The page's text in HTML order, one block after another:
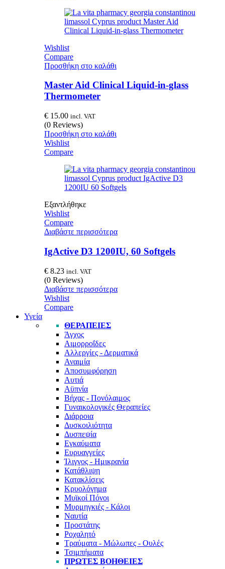
Wishlist
Compare
Προσθήκη στο καλάθι
Master Aid Clinical Liquid-in-glass
Thermometer
€ 15.00 incl. VAT
(0 Reviews)
Προσθήκη στο καλάθι
Wishlist
Compare
Εξαντλήθηκε
Wishlist
Compare
Διαβάστε περισσότερα
IgActive D3 1200IU, 60 Softgels
€ 8.23 incl. VAT
(0 Reviews)
Διαβάστε περισσότερα
Wishlist
Compare
Υγεία
ΘΕΡΑΠΕΊΕΣ
Άγχος
Αιμορροΐδες
Αλλεργίες - Δερματικά
Αναιμία
Αποσυμφόρηση
Αυτιά
Αϋπνία
Βήχας - Πονόλαιμος
Γυναικολογικές Θεραπείες
Διάρροια
Δυσκοιλιότητα
Δυσπεψία
Εγκαύματα
Ευρυαγγείες
Ίλιγγος - Ημικρανία
Κατάθλιψη
Κατακλίσεις
Κρυολόγημα
Μυϊκοί Πόνοι
Μυρμηγκιές - Κάλοι
Ναυτία
Προστάτης
Ροχαλητό
Τραύματα - Μώλωπες - Ουλές
Τσιμπήματα
ΠΡΏΤΕΣ ΒΟΉΘΕΙΕΣ